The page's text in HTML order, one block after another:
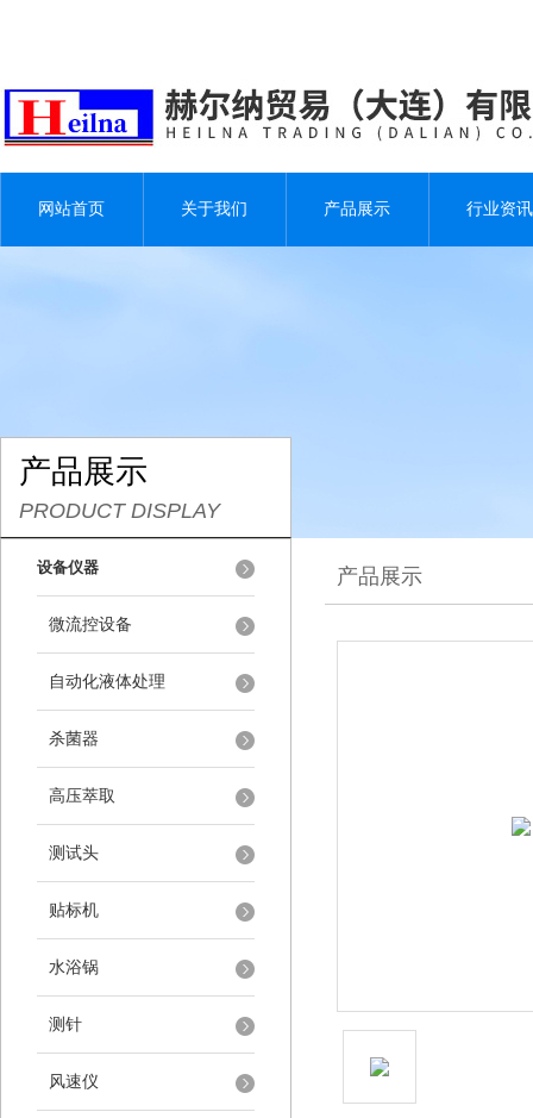
网站首页 关于我们 产品展示 行业资讯
产品展示
PRODUCT DISPLAY
设备仪器
微流控设备
自动化液体处理
杀菌器
高压萃取
测试头
贴标机
水浴锅
测针
风速仪
产品展示